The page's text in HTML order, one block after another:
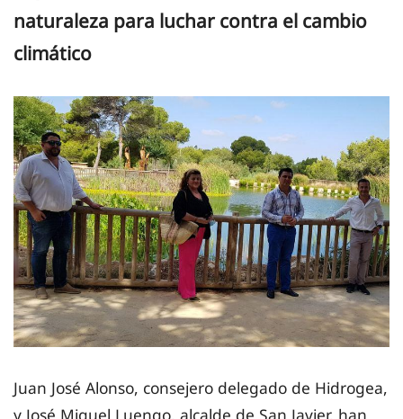
naturaleza para luchar contra el cambio
climático
Juan José Alonso, consejero delegado de Hidrogea,
y José Miguel Luengo, alcalde de San Javier, han